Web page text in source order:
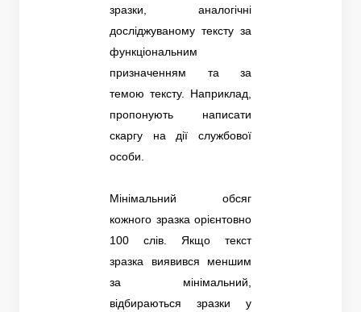
зразки, аналогічні
досліджуваному тексту за
функціональним
призначенням та за
темою тексту. Наприклад,
пропонують написати
скаргу на дії службової
особи.
Мінімальний обсяг
кожного зразка орієнтовно
100 слів. Якщо текст
зразка виявився меншим
за мінімальний,
відбираються зразки у